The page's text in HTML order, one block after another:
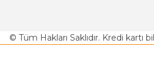
© Tüm Hakları Saklıdır. Kredi kartı